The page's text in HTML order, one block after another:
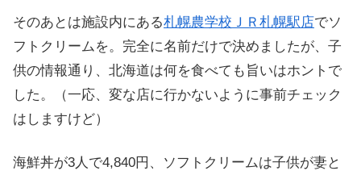
そのあとは施設内にある札幌農学校ＪＲ札幌駅店でソ
フトクリームを。完全に名前だけで決めましたが、子
供の情報通り、北海道は何を食べても旨いはホントで
した。（一応、変な店に行かないように事前チェック
はしますけど）
海鮮丼が3人で4,840円、ソフトクリームは子供が妻と